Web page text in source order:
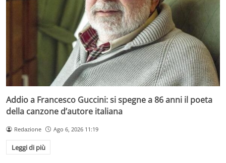
Addio a Francesco Guccini: si spegne a 86 anni il poeta
della canzone d’autore italiana
Redazione Ago 6, 2026 11:19
Leggi di più